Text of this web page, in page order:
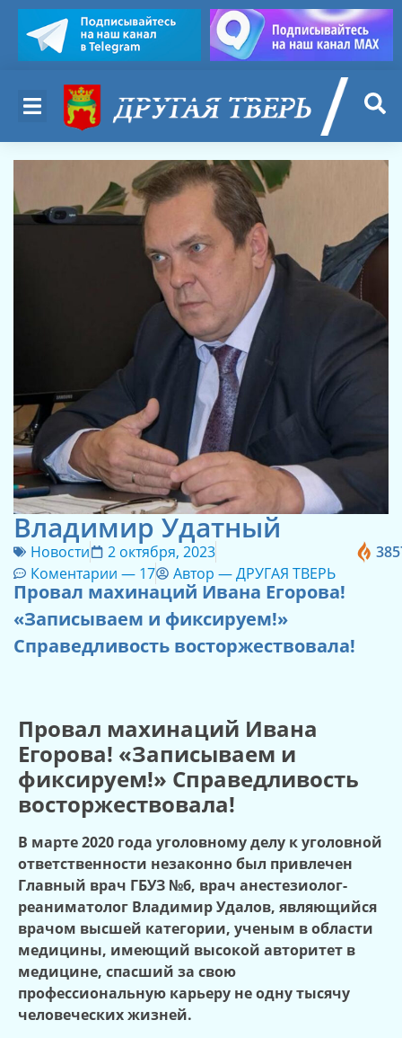
Владимир Удатный
Новости
2 октября, 2023
Коментарии — 17 Автор —ДРУГАЯ ТВЕРЬ
Провал махинаций Ивана Егорова!
«Записываем и фиксируем!»
Справедливость восторжествовала!
Провал махинаций Ивана
Егорова! «Записываем и
фиксируем!» Справедливость
восторжествовала!
В марте 2020 года уголовному делу к уголовной
ответственности незаконно был привлечен
Главный врач ГБУЗ №6, врач анестезиолог-
реаниматолог Владимир Удалов, являющийся
врачом высшей категории, ученым в области
медицины, имеющий высокой авторитет в
медицине, спасший за свою
профессиональную карьеру не одну тысячу
человеческих жизней.